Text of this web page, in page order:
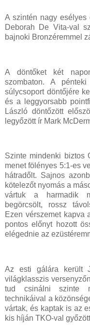
A szintén nagy
Deborah De Vita-val
bajnoki Bronzéremmel
A döntőket két
szombaton. A
súlycsoport döntőjére
és a leggyorsabb
László döntőzött
legyőzött ír Mark
Szinte mindenki biztos
menet fölényes 5:1-es
hátradőlt. Sajnos
kötelezőt nyomás a
vártuk a harmadik
begörcsölt, rossz
Ezen vérszemet kapva
pontos előnyt hozott
elégednie az
Az esti gálára került
világklasszis
tud csinálni szinte
technikáival a
vártak, és kaptak is az
kis híján TKO-val